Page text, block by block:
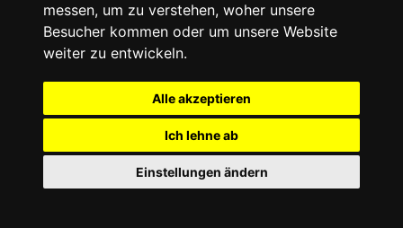
messen, um zu verstehen, woher unsere
Besucher kommen oder um unsere Website
weiter zu entwickeln.
Alle akzeptieren
Ich lehne ab
Einstellungen ändern